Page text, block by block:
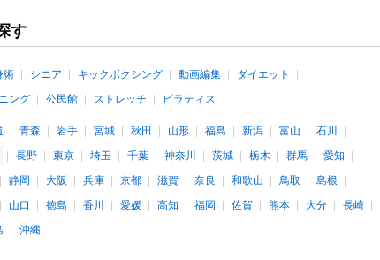
す
術 シニア キックボクシング 動画編集
ダイエット
ング
公民館 ストレッチ ピラティス
青森 岩手 宮城 秋田 山形 福島 新潟 富山
石川
長野 東京 埼玉 千葉 神奈川 茨城 栃木 群馬
愛知
静岡 大阪 兵庫 京都 滋賀 奈良 和歌山 鳥取
島根
山口 徳島 香川 愛媛 高知 福岡 佐賀 熊本 大分
長崎
沖縄